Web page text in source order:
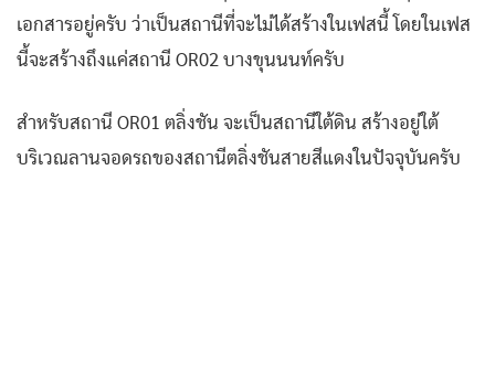
เอกสารอยู่ครับ ว่าเป็นสถานีที่จะไม่ได้สร้างในเฟสนี้ โดยในเฟส
นี้จะสร้างถึงแค่สถานี OR02 บางขุนนนท์ครับ
สำหรับสถานี OR01 ตลิ่งชัน จะเป็นสถานีใต้ดิน สร้างอยู่ใต้
บริเวณลานจอดรถของสถานีตลิ่งชันสายสีแดงในปัจจุบันครับ